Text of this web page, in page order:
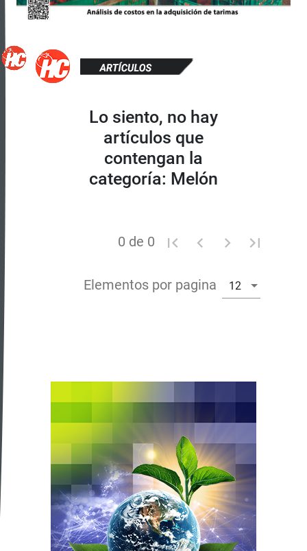
Lo siento, no hay
artículos que
contengan la
categoría: Melón
Elementos por pagina 12
0 de 0